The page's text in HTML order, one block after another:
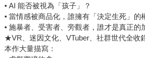
• AI 能否被視為「孩子」？
• 當情感被商品化，誰擁有「決定生死」的
• 施暴者、受害者、旁觀者，誰才是真正的
★VR、迷因文化、VTuber、社群世代全收
本作大量描寫：